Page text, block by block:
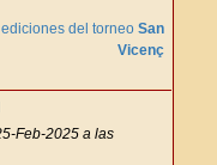
del torneo San
Vicenç
Feb-2025 a las